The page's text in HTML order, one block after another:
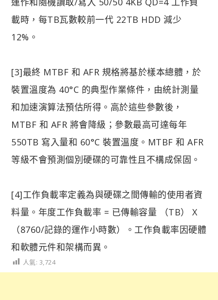
載時，每TB瓦數較前一代 22TB HDD 減少
12%。
[3]最終 MTBF 和 AFR 規格將基於樣本總體，於
裝置溫度為 40°C 的典型作業條件，由統計測量
和加速演算法預估所得。高於這些參數後，
MTBF 和 AFR 將會降級；參數最高可達每年
550TB 寫入量和 60°C 裝置溫度。MTBF 和 AFR
等級不會預測個別硬碟的可靠性且不構成保固。
[4]工作負載率定義為與硬碟之間傳輸的使用者資
料量。年度工作負載率 = 已傳輸容量 （TB） X
（8760/記錄的運作小時數）。工作負載率因硬體
和軟體元件和架構而異。
人氣: 3,724